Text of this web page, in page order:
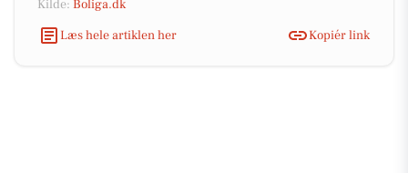
Kilde: Boliga.dk
Læs hele artiklen her
Kopiér link